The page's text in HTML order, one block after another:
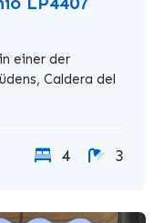
einer der
Caldera del
4 3